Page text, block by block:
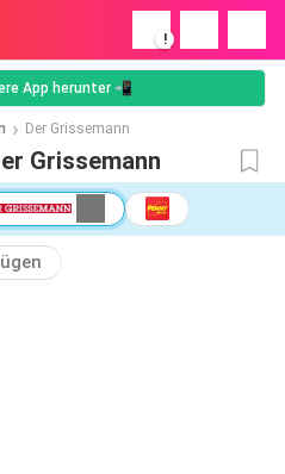
!
App herunter 📲
Der Grissemann
Grissemann